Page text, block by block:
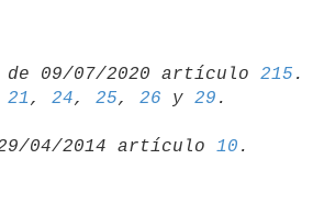
de 09/07/2020 artículo 215
21 , 24, 25, 26 y 29
04/2014 artículo 10